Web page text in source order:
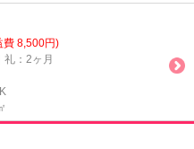
費 8,500円)
礼：2ヶ月